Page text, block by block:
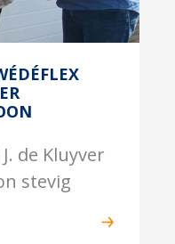
de Kluyver
stevig